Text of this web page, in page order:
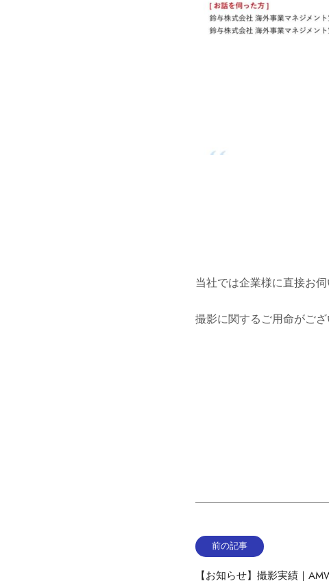
当社では企業様に直接お
撮影に関するご用命がご
前の記事
【お知らせ】撮影実績｜